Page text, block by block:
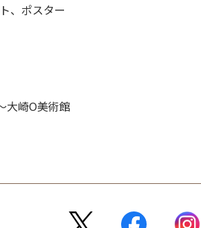
、ポスター
大崎O美術館